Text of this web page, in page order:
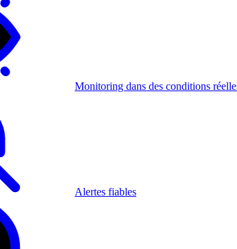
Monitoring dans des conditions
Alertes fiables